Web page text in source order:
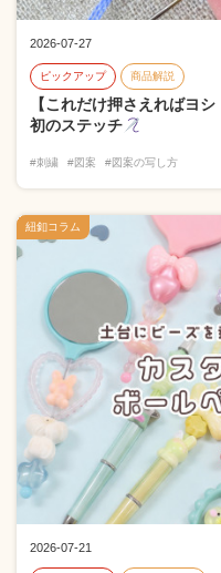
2026-07-27
ピックアップ 商品解説
【これだけ押さえればヨ
初のステッチ
#刺繍 #図案 #図案の写し方
2026-07-21
紐釦コラム